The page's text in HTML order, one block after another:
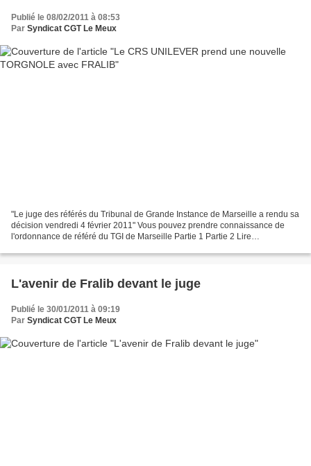
Publié le 08/02/2011 à 08:53
Par Syndicat CGT Le Meux
"Le juge des référés du Tribunal de Grande Instance de Marseille a rendu sa
décision vendredi 4 février 2011" Vous pouvez prendre connaissance de
l'ordonnance de référé du TGI de Marseille Partie 1 Partie 2 Lire
L'avenir de Fralib devant le juge
Publié le 30/01/2011 à 09:19
Par Syndicat CGT Le Meux